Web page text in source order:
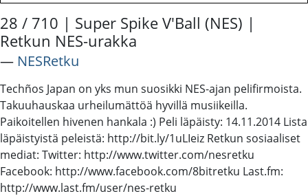
28 / 710 | Super Spike V'Ball (NES) |
Retkun NES-urakka
― NESRetku
Techños Japan on yks mun suosikki NES-ajan pelifirmoista.
Takuuhauskaa urheilumättöä hyvillä musiikeilla.
Paikoitellen hivenen hankala :) Peli läpäisty: 14.11.2014 Lista
läpäistyistä peleistä: http://bit.ly/1uLIeiz Retkun sosiaaliset
mediat: Twitter: http://www.twitter.com/nesretku
Facebook: http://www.facebook.com/8bitretku Last.fm:
http://www.last.fm/user/nes-retku